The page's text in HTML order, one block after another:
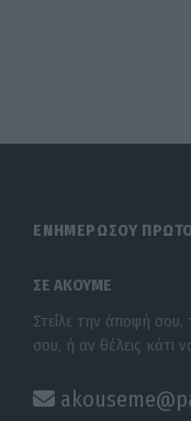
ΕΝΗΜΕΡΩΣΟΥ
ΣΕ ΑΚΟΥΜΕ
Στείλε την άποψή
σου, ή αν θέλεις κάτι